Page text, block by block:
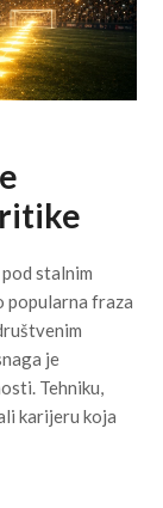
stalnim
popularna fraza
je
Tehniku,
karijeru koja